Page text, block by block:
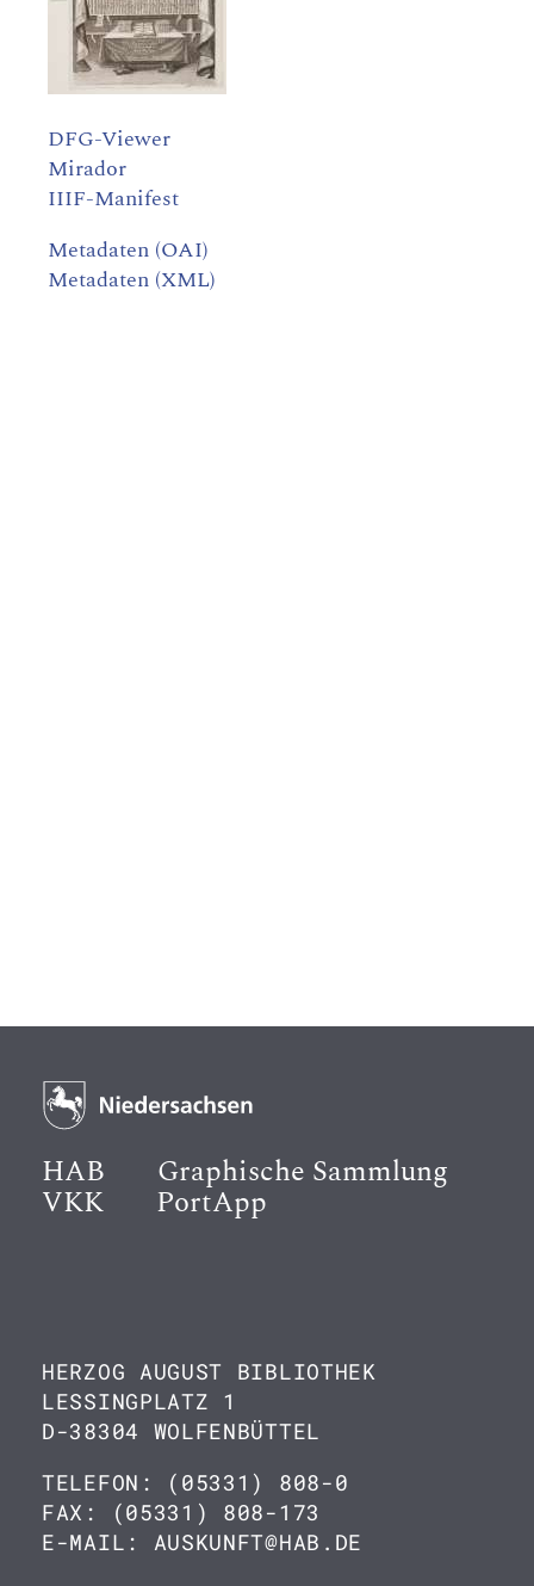
DFG-Viewer
Mirador
IIIF-Manifest
Metadaten (OAI)
Metadaten (XML)
HAB Graphische Sammlung
VKK PortApp
HERZOG AUGUST BIBLIOTHEK
LESSINGPLATZ 1
D-38304 WOLFENBÜTTEL
TELEFON: (05331) 808-0
FAX: (05331) 808-173
E-MAIL: AUSKUNFT@HAB.DE